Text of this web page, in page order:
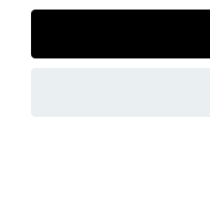
Debattartiklar